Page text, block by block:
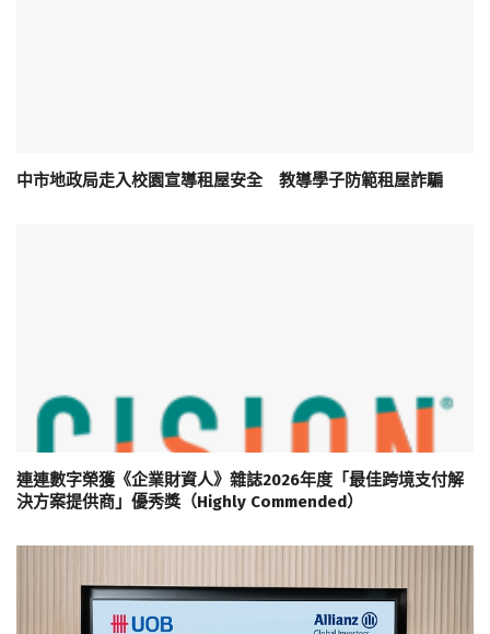
中市地政局走入校園宣導租屋安全 教導學子防範租屋詐騙
連連數字榮獲《企業財資人》雜誌2026年度「最佳跨境支付解
決方案提供商」優秀獎（Highly Commended）